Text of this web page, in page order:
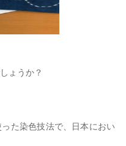
ょうか？
た染色技法で、日本におい